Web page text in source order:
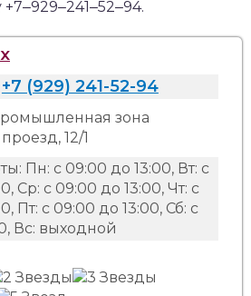
+7 (929) 241-52-94
зона
12/1
Пн: с 09:00 до 13:00, Вт: с
Ср: с 09:00 до 13:00, Чт: с
Пт: с 09:00 до 13:00, Сб: с
Вс: выходной